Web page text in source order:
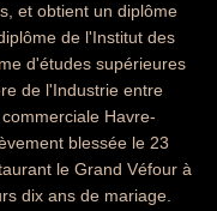
et obtient un diplôme
de l'Institut des
d'études supérieures
de l'Industrie entre
Havre-
blessée le 23
le Grand Véfour à
dix ans de mariage.